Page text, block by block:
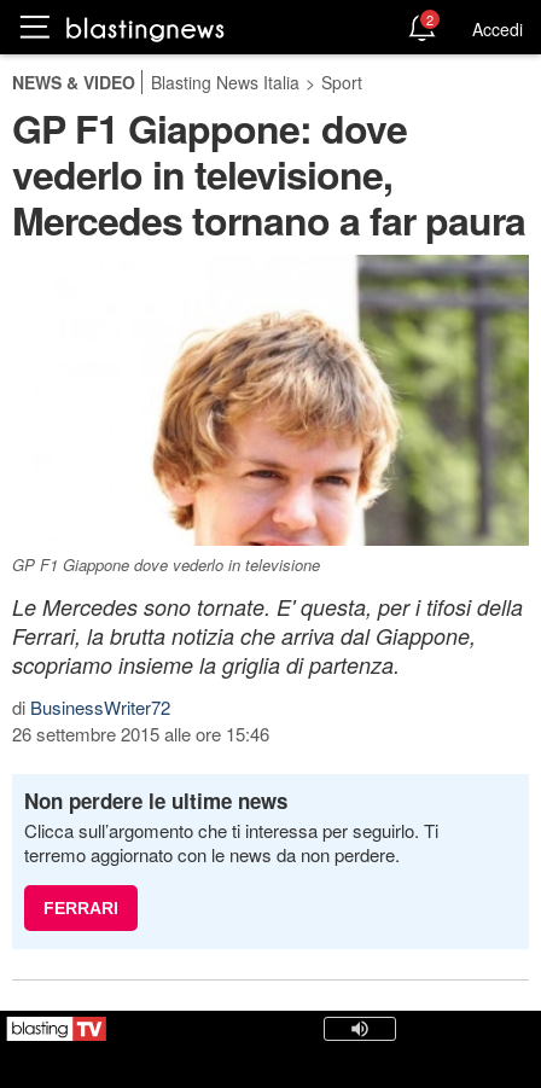
2 Accedi
NEWS & VIDEO Blasting News Italia > Sport
GP F1 Giappone: dove
vederlo in televisione,
Mercedes tornano a far paura
GP F1 Giappone dove vederlo in televisione
Le Mercedes sono tornate. E' questa, per i tifosi della
Ferrari, la brutta notizia che arriva dal Giappone,
scopriamo insieme la griglia di partenza.
di BusinessWriter72
26 settembre 2015 alle ore 15:46
Non perdere le ultime news
Clicca sull’argomento che ti interessa per seguirlo. Ti
terremo aggiornato con le news da non perdere.
FERRARI